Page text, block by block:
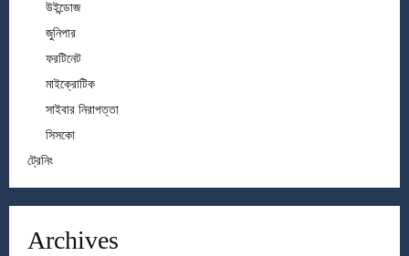
উইন্ডোজ
জুনিপার
ফরটিনেট
মাইক্রোটিক
সাইবার নিরাপত্তা
সিসকো
ট্রেনিং
Archives